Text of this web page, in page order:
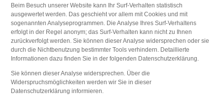
Beim Besuch unserer Website kann Ihr Surf-Verhalten statistisch
ausgewertet werden. Das geschieht vor allem mit Cookies und mit
sogenannten Analyseprogrammen. Die Analyse Ihres Surf-Verhaltens
erfolgt in der Regel anonym; das Surf-Verhalten kann nicht zu Ihnen
zurückverfolgt werden. Sie können dieser Analyse widersprechen oder sie
durch die Nichtbenutzung bestimmter Tools verhindern. Detaillierte
Informationen dazu finden Sie in der folgenden Datenschutzerklärung.
Sie können dieser Analyse widersprechen. Über die
Widerspruchsmöglichkeiten werden wir Sie in dieser
Datenschutzerklärung informieren.